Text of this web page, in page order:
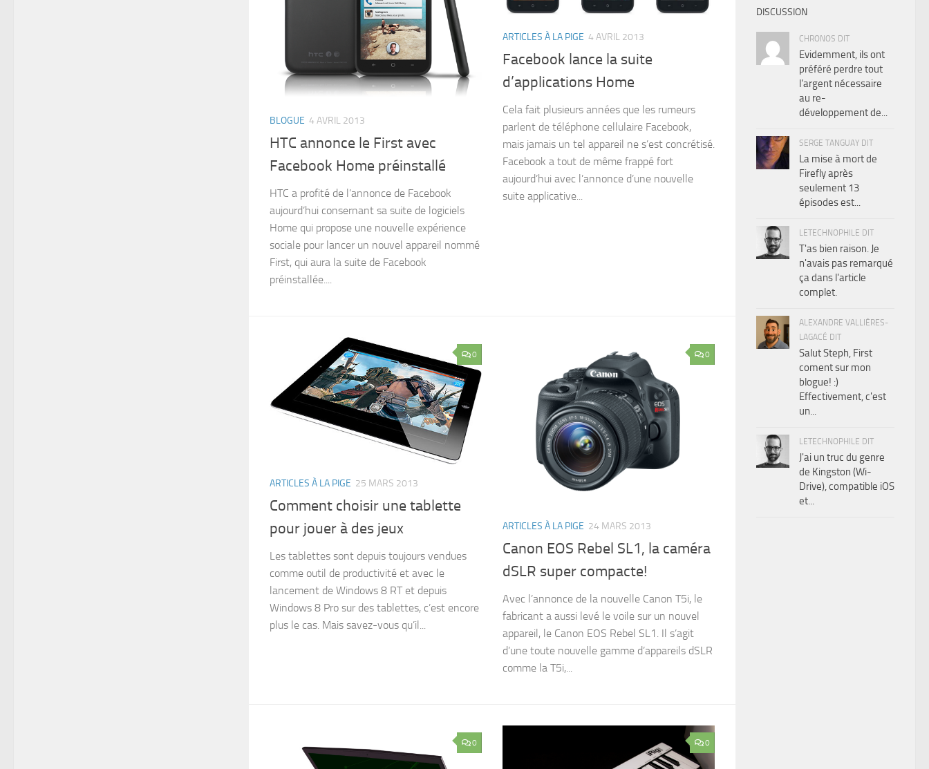
BLOGUE 4 AVRIL 2013
HTC annonce le First avec
Facebook Home préinstallé
HTC a profité de l’annonce de Facebook
aujourd’hui consernant sa suite de logiciels
Home qui propose une nouvelle expérience
sociale pour lancer un nouvel appareil nommé
First, qui aura la suite de Facebook
préinstallée....
ARTICLES À LA PIGE 4 AVRIL 2013
Facebook lance la suite
d’applications Home
Cela fait plusieurs années que les rumeurs
parlent de téléphone cellulaire Facebook,
mais jamais un tel appareil ne s’est concrétisé.
Facebook a tout de même frappé fort
aujourd’hui avec l’annonce d’une nouvelle
suite applicative...
0
ARTICLES À LA PIGE 25 MARS 2013
Comment choisir une tablette
pour jouer à des jeux
Les tablettes sont depuis toujours vendues
comme outil de productivité et avec le
lancement de Windows 8 RT et depuis
Windows 8 Pro sur des tablettes, c’est encore
plus le cas. Mais savez-vous qu’il...
0
ARTICLES À LA PIGE 24 MARS 2013
Canon EOS Rebel SL1, la caméra
dSLR super compacte!
Avec l’annonce de la nouvelle Canon T5i, le
fabricant a aussi levé le voile sur un nouvel
appareil, le Canon EOS Rebel SL1. Il s’agit
d’une toute nouvelle gamme d’appareils dSLR
comme la T5i,...
0 0
DISCUSSION
CHRONOS DIT
Evidemment, ils ont
préféré perdre tout
l'argent nécessaire
au re-
développement de...
SERGE TANGUAY DIT
La mise à mort de
Firefly après
seulement 13
épisodes est...
LETECHNOPHILE DIT
T'as bien raison. Je
n'avais pas remarqué
ça dans l'article
complet.
ALEXANDRE VALLIÈRES-
LAGACÉ DIT
Salut Steph, First
coment sur mon
blogue! :)
Effectivement, c'est
un...
LETECHNOPHILE DIT
J'ai un truc du genre
de Kingston (Wi-
Drive), compatible iOS
et...